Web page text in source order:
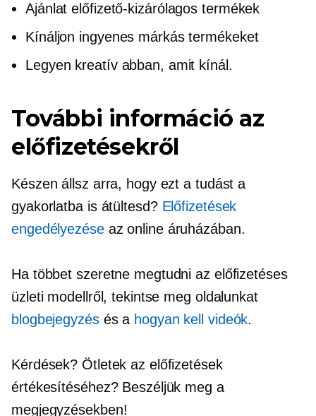
Ajánlatelőfizető-kizárólagos termékek
Kínáljon ingyenes márkás termékeket
Legyen kreatív abban, amit kínál.
További információ az
előfizetésekről
Készen állsz arra, hogy ezt a tudást a
gyakorlatba is átültesd? Előfizetések
engedélyezéseaz online áruházában.
Ha többet szeretne megtudni az előfizetéses
üzleti modellről, tekintse meg oldalunkat
blogbejegyzésés a hogyan kell videók.
Kérdések? Ötletek az előfizetések
értékesítéséhez? Beszéljük meg a
megjegyzésekben!